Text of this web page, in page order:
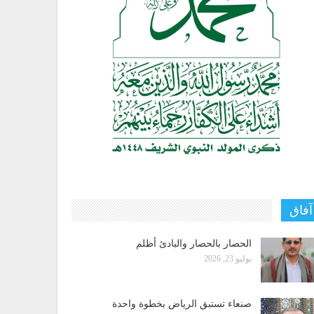
آفاق
الحصار بالحصار والبادئ أظلم
يوليو 23, 2026
صنعاء تستبق الرياض بخطوة واحدة